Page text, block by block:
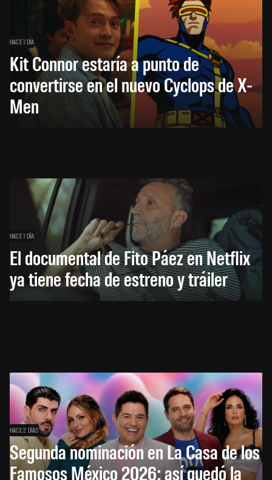
HACE 1 DÍA
Kit Connor estaría a punto de
convertirse en el nuevo Cyclops de X-
Men
HACE 1 DÍA
El documental de Fito Páez en Netflix
ya tiene fecha de estreno y tráiler
HACE 2 DÍAS
Segunda nominación en La Casa de los
Famosos México 2026: así quedó la